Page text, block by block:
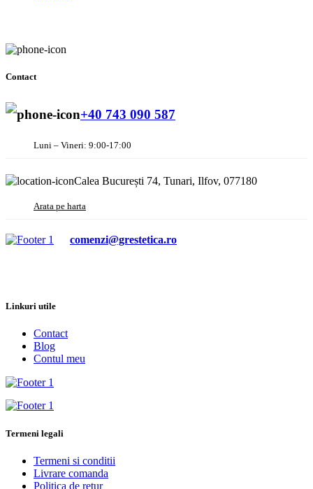
Contact
+40 743 090 587
Luni – Vineri: 9:00-17:00
Calea București 74, Tunari, Ilfov, 077180
Arata pe harta
comenzi@grestetica.ro
Linkuri utile
Contact
Blog
Contul meu
Termeni legali
Termeni si conditii
Livrare comanda
Politica de retur